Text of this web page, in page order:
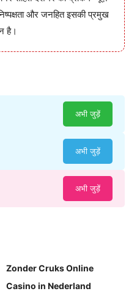
और जनहित इसकी प्रमुख
है।
अभी जुड़ें
अभी जुड़ें
अभी जुड़ें
Zonder Cruks Online
Casino in Nederland